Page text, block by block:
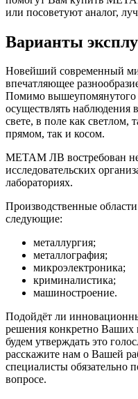
или посоветуют аналог,
Варианты
Новейший современный
впечатляющее
Помимо вышеупомянутого
осуществлять наблюдения
свете, в поле как
прямом, так и косом.
МЕТАМ ЛВ востребован не
исследовательских
лабораториях.
Производственные
следующие:
металлургия;
металлография;
микроэлектроника;
криминалистика;
машиностроение.
Подойдёт ли
решения конкретно Ваших
будем утверждать это
расскажите нам о Вашей
специалисты обязательно
вопросе.